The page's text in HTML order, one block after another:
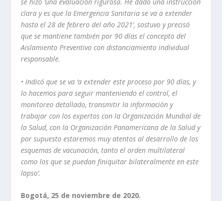
se hizo ‘una evaluación rigurosa. He dado una instrucción
clara y es que la Emergencia Sanitaria se va a extender
hasta el 28 de febrero del año 2021’, sostuvo y precisó
que se mantiene también por 90 días el concepto del
Aislamiento Preventivo con distanciamiento individual
responsable.
• Indicó que se va ‘a extender este proceso por 90 días, y
lo hacemos para seguir manteniendo el control, el
monitoreo detallado, transmitir la información y
trabajar con los expertos con la Organización Mundial de
la Salud, con la Organización Panamericana de la Salud y
por supuesto estaremos muy atentos al desarrollo de los
esquemas de vacunación, tanto el orden multilateral
como los que se puedan finiquitar bilateralmente en este
lapso’.
Bogotá, 25 de noviembre de 2020.